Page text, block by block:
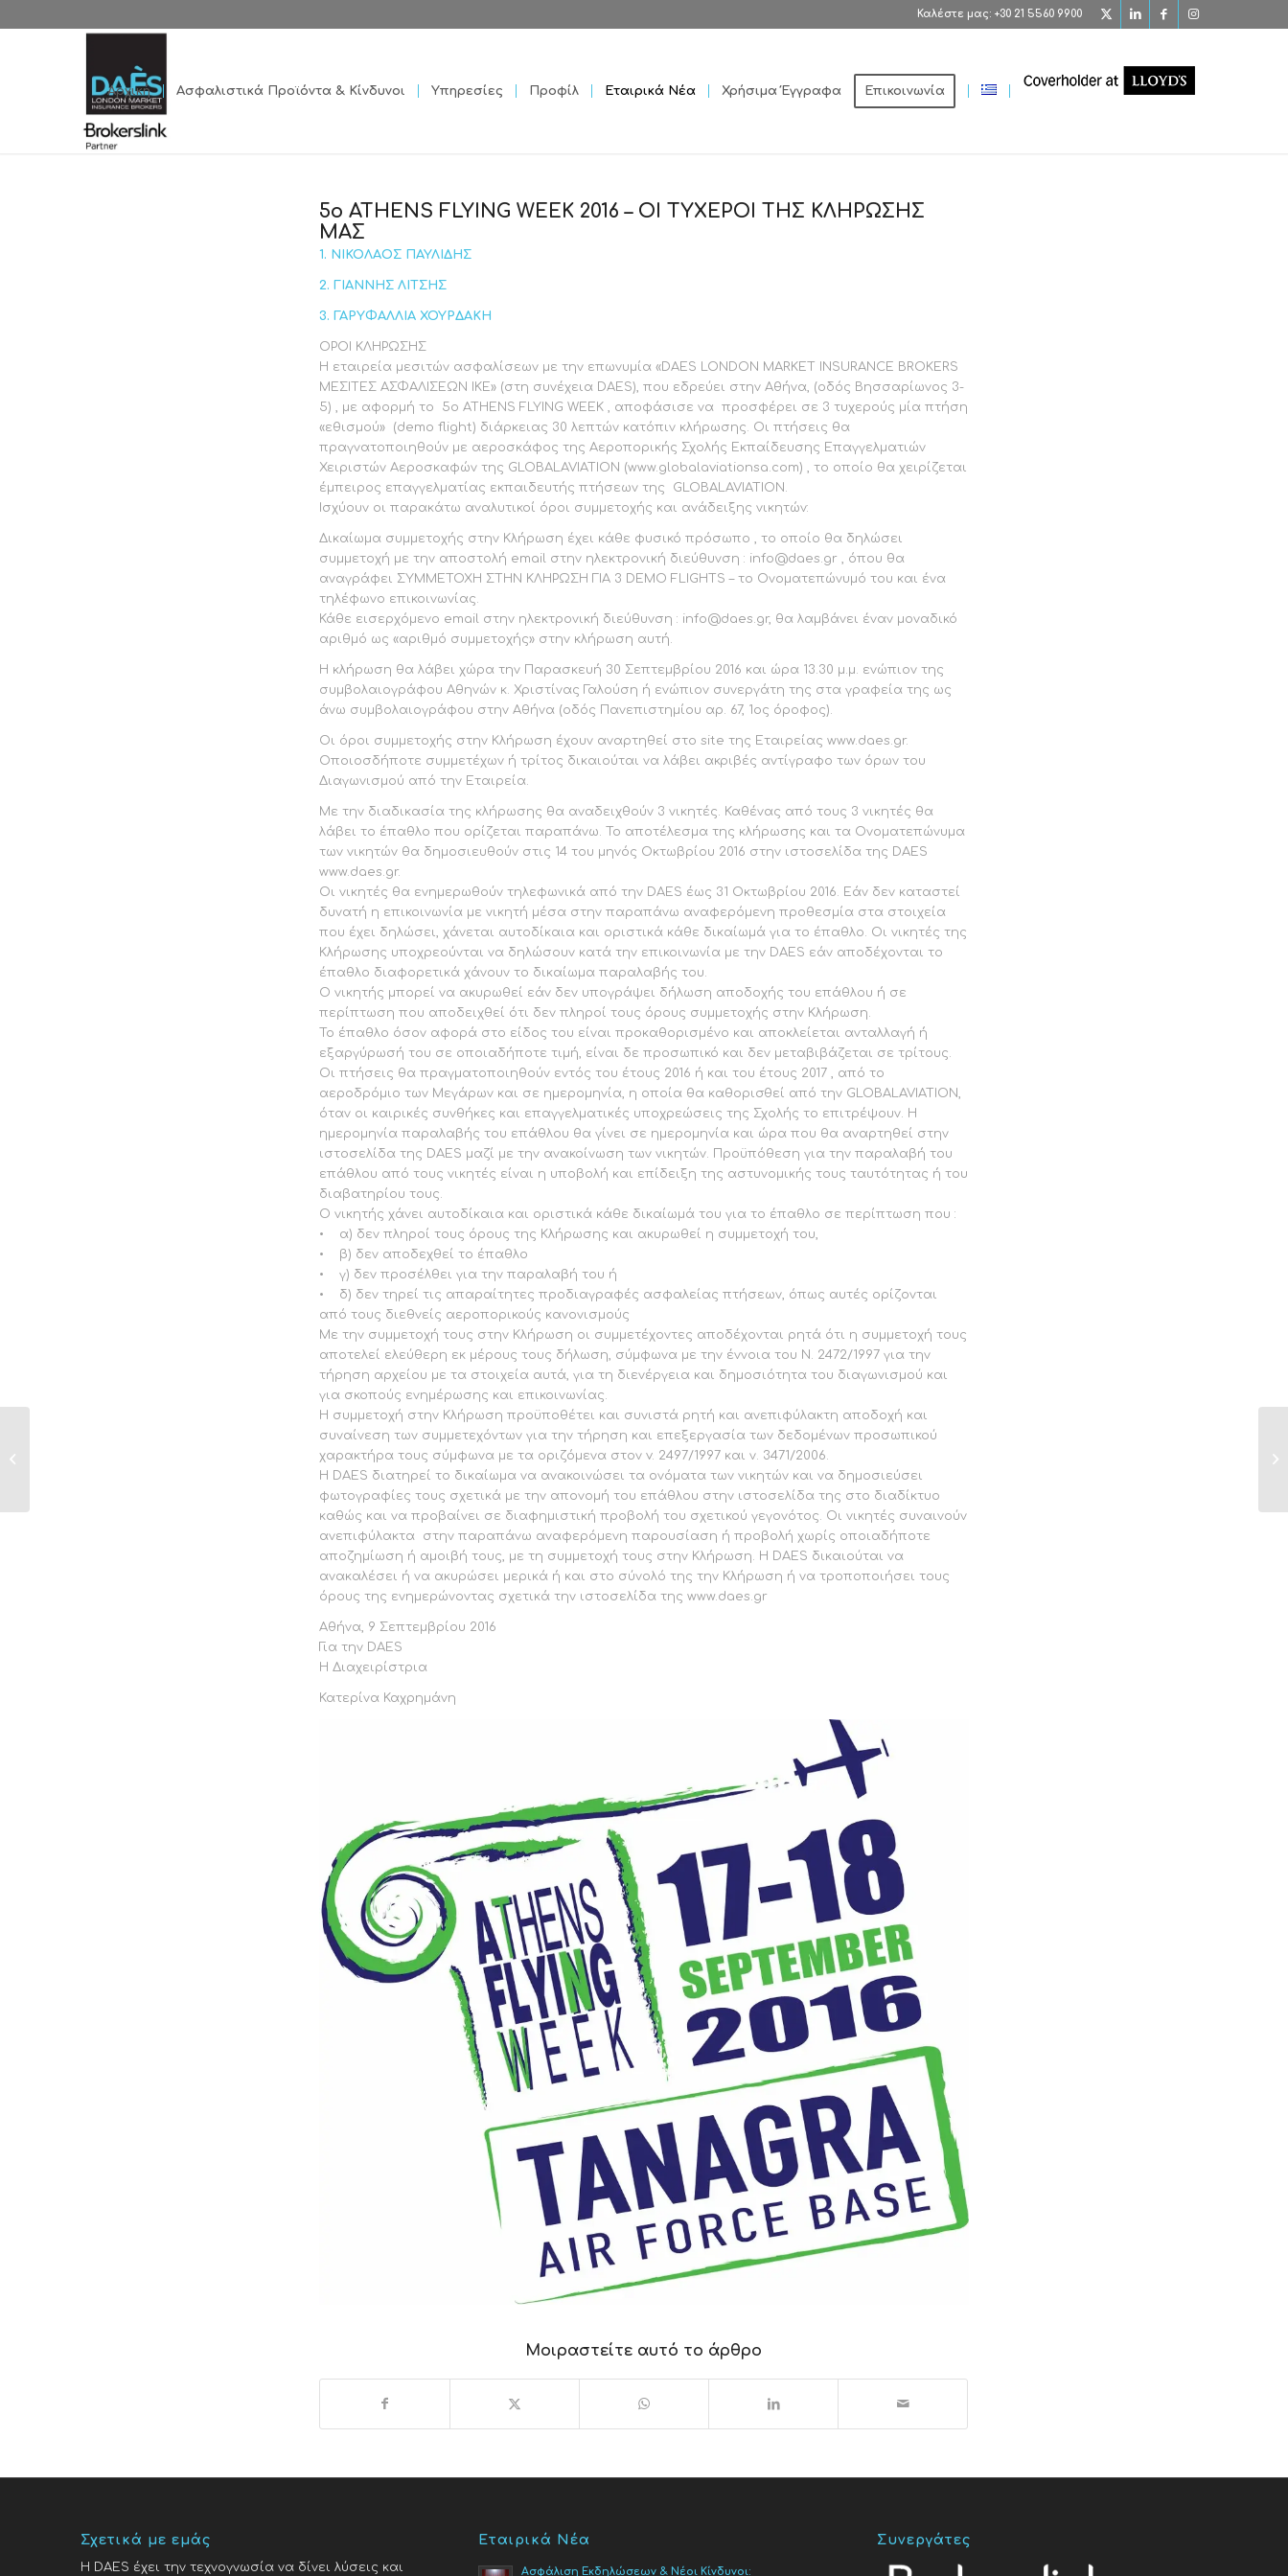
Καλέστε μας: +30 21 5560 9900
Αρχική Ασφαλιστικά Προϊόντα & Κίνδυνοι Υπηρεσίες Προφίλ Εταιρικά Νέα Χρήσιμα Έγγραφα Επικοινωνία
5o ATHENS FLYING WEEK 2016 – ΟΙ ΤΥΧΕΡΟΙ ΤΗΣ ΚΛΗΡΩΣΗΣ
ΜΑΣ
1. ΝΙΚΟΛΑΟΣ ΠΑΥΛΙΔΗΣ
2. ΓΙΑΝΝΗΣ ΛΙΤΣΗΣ
3. ΓΑΡΥΦΑΛΛΙΑ ΧΟΥΡΔΑΚΗ
ΟΡΟΙ ΚΛΗΡΩΣΗΣ
Η εταιρεία μεσιτών ασφαλίσεων με την επωνυμία «DAES LONDON MARKET INSURANCE BROKERS
ΜΕΣΙΤΕΣ ΑΣΦΑΛΙΣΕΩΝ IKE» (στη συνέχεια DAES), που εδρεύει στην Αθήνα, (οδός Βησσαρίωνος 3-
5) , με αφορμή το 5ο ATHENS FLYING WEEK , αποφάσισε να προσφέρει σε 3 τυχερούς μία πτήση
«εθισμού» (demo flight) διάρκειας 30 λεπτών κατόπιν κλήρωσης. Οι πτήσεις θα
πραγνατοποιηθούν με αεροσκάφος της Aεροπορικής Σχολής Εκπαίδευσης Επαγγελματιών
Χειριστών Αεροσκαφών της GLOBALAVIATION (www.globalaviationsa.com) , το οποίο θα χειρίζεται
έμπειρος επαγγελματίας εκπαιδευτής πτήσεων της GLOBALAVIATION.
Ισχύουν οι παρακάτω αναλυτικοί όροι συμμετοχής και ανάδειξης νικητών:
Δικαίωμα συμμετοχής στην Κλήρωση έχει κάθε φυσικό πρόσωπο , το οποίο θα δηλώσει
συμμετοχή με την αποστολή email στην ηλεκτρονική διεύθυνση : info@daes.gr , όπου θα
αναγράφει ΣΥΜΜΕΤΟΧΗ ΣΤΗΝ ΚΛΗΡΩΣΗ ΓΙΑ 3 DEMO FLIGHTS – το Ονοματεπώνυμό του και ένα
τηλέφωνο επικοινωνίας.
Κάθε εισερχόμενο email στην ηλεκτρονική διεύθυνση : info@daes.gr, θα λαμβάνει έναν μοναδικό
αριθμό ως «αριθμό συμμετοχής» στην κλήρωση αυτή.
Η κλήρωση θα λάβει χώρα την Παρασκευή 30 Σεπτεμβρίου 2016 και ώρα 13.30 μ.μ. ενώπιον της
συμβολαιογράφου Αθηνών κ. Χριστίνας Γαλούση ή ενώπιον συνεργάτη της στα γραφεία της ως
άνω συμβολαιογράφου στην Αθήνα (οδός Πανεπιστημίου αρ. 67, 1ος όροφος).
Οι όροι συμμετοχής στην Κλήρωση έχουν αναρτηθεί στο site της Εταιρείας www.daes.gr.
Οποιοσδήποτε συμμετέχων ή τρίτος δικαιούται να λάβει ακριβές αντίγραφο των όρων του
Διαγωνισμού από την Εταιρεία.
Με την διαδικασία της κλήρωσης θα αναδειχθούν 3 νικητές. Καθένας από τους 3 νικητές θα
λάβει το έπαθλο που ορίζεται παραπάνω. Το αποτέλεσμα της κλήρωσης και τα Ονοματεπώνυμα
των νικητών θα δημοσιευθούν στις 14 του μηνός Οκτωβρίου 2016 στην ιστοσελίδα της DAES
www.daes.gr.
Οι νικητές θα ενημερωθούν τηλεφωνικά από την DAES έως 31 Οκτωβρίου 2016. Εάν δεν καταστεί
δυνατή η επικοινωνία με νικητή μέσα στην παραπάνω αναφερόμενη προθεσμία στα στοιχεία
που έχει δηλώσει, χάνεται αυτοδίκαια και οριστικά κάθε δικαίωμά για το έπαθλο. Οι νικητές της
Κλήρωσης υποχρεούνται να δηλώσουν κατά την επικοινωνία με την DAES εάν αποδέχονται το
έπαθλο διαφορετικά χάνουν το δικαίωμα παραλαβής του.
Ο νικητής μπορεί να ακυρωθεί εάν δεν υπογράψει δήλωση αποδοχής του επάθλου ή σε
περίπτωση που αποδειχθεί ότι δεν πληροί τους όρους συμμετοχής στην Κλήρωση.
Το έπαθλο όσον αφορά στο είδος του είναι προκαθορισμένο και αποκλείεται ανταλλαγή ή
εξαργύρωσή του σε οποιαδήποτε τιμή, είναι δε προσωπικό και δεν μεταβιβάζεται σε τρίτους.
Οι πτήσεις θα πραγματοποιηθούν εντός του έτους 2016 ή και του έτους 2017 , από το
αεροδρόμιο των Μεγάρων και σε ημερομηνία, η οποία θα καθορισθεί από την GLOBALAVIATION,
όταν οι καιρικές συνθήκες και επαγγελματικές υποχρεώσεις της Σχολής το επιτρέψουν. Η
ημερομηνία παραλαβής του επάθλου θα γίνει σε ημερομηνία και ώρα που θα αναρτηθεί στην
ιστοσελίδα της DAES μαζί με την ανακοίνωση των νικητών. Προϋπόθεση για την παραλαβή του
επάθλου από τους νικητές είναι η υποβολή και επίδειξη της αστυνομικής τους ταυτότητας ή του
διαβατηρίου τους.
Ο νικητής χάνει αυτοδίκαια και οριστικά κάθε δικαίωμά του για το έπαθλο σε περίπτωση που :
• α) δεν πληροί τους όρους της Κλήρωσης και ακυρωθεί η συμμετοχή του,
• β) δεν αποδεχθεί το έπαθλο
• γ) δεν προσέλθει για την παραλαβή του ή
• δ) δεν τηρεί τις απαραίτητες προδιαγραφές ασφαλείας πτήσεων, όπως αυτές ορίζονται
από τους διεθνείς αεροπορικούς κανονισμούς
Με την συμμετοχή τους στην Κλήρωση οι συμμετέχοντες αποδέχονται ρητά ότι η συμμετοχή τους
αποτελεί ελεύθερη εκ μέρους τους δήλωση, σύμφωνα με την έννοια του Ν. 2472/1997 για την
τήρηση αρχείου με τα στοιχεία αυτά, για τη διενέργεια και δημοσιότητα του διαγωνισμού και
για σκοπούς ενημέρωσης και επικοινωνίας.
Η συμμετοχή στην Κλήρωση προϋποθέτει και συνιστά ρητή και ανεπιφύλακτη αποδοχή και
συναίνεση των συμμετεχόντων για την τήρηση και επεξεργασία των δεδομένων προσωπικού
χαρακτήρα τους σύμφωνα με τα οριζόμενα στον v. 2497/1997 και ν. 3471/2006.
Η DAES διατηρεί το δικαίωμα να ανακοινώσει τα ονόματα των νικητών και να δημοσιεύσει
φωτογραφίες τους σχετικά με την απονομή του επάθλου στην ιστοσελίδα της στο διαδίκτυο
καθώς και να προβαίνει σε διαφημιστική προβολή του σχετικού γεγονότος. Οι νικητές συναινούν
ανεπιφύλακτα στην παραπάνω αναφερόμενη παρουσίαση ή προβολή χωρίς οποιαδήποτε
αποζημίωση ή αμοιβή τους, με τη συμμετοχή τους στην Κλήρωση. Η DAES δικαιούται να
ανακαλέσει ή να ακυρώσει μερικά ή και στο σύνολό της την Κλήρωση ή να τροποποιήσει τους
όρους της ενημερώνοντας σχετικά την ιστοσελίδα της www.daes.gr
Αθήνα, 9 Σεπτεμβρίου 2016
Για την DAES
Η Διαχειρίστρια
Κατερίνα Καχρημάνη
Μοιραστείτε αυτό το άρθρο
Σχετικά με εμάς
H DAES έχει την τεχνογνωσία να δίνει λύσεις και
Εταιρικά Νέα
Ασφάλιση Εκδηλώσεων & Νέοι Κίνδυνοι:
Συνεργάτες